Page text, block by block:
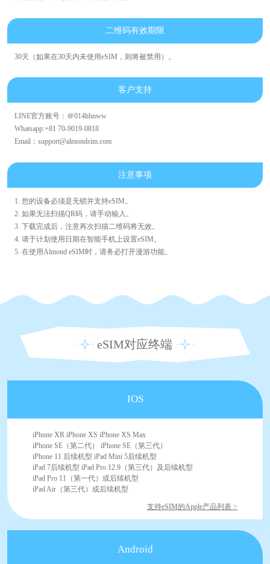
二维码有效期限
30天（如果在30天内未使用eSIM，则将被禁用）。
客户支持
LINE官方账号：＠014hhnww
Whatsapp:+81 70-9019-0818
Email：support@almondsim.com
注意事项
1. 您的设备必须是无锁并支持eSIM。
2. 如果无法扫描QR码，请手动输入。
3. 下载完成后，注意再次扫描二维码将无效。
4. 请于计划使用日期在智能手机上设置eSIM。
5. 在使用Almond eSIM时，请务必打开漫游功能。
eSIM对应终端
IOS
iPhone XR iPhone XS iPhone XS Max
iPhone SE（第二代） iPhone SE（第三代）
iPhone 11 后续机型 iPad Mini 5后续机型
iPad 7后续机型 iPad Pro 12.9（第三代）及后续机型
iPad Pro 11（第一代）或后续机型
iPad Air（第三代）或后续机型
支持eSIM的Apple产品列表 >
Android